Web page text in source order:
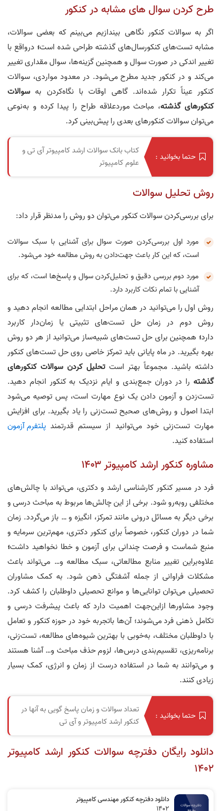
طرح کردن سوال های مشابه در کنکور
اگر به سوالات کنکور نگاهی بیندازیم می‌بینم که بعضی سوالات،
مشابه تست‌های کنکورسال‌های گذشته طراحی شده است؛ درواقع با
تغییر اندکی در صورت سوال و همچنین گزینه‌ها، سوال مقداری تغییر
می‌کند و در کنکور جدید مطرح می‌شود. در معدود مواردی، سوالات
کنکور عیناً تکرار شده‌اند. گاهی اوقات با نگاه‌کردن بهسوالات
کنکورهای گذشته، مباحث موردعلاقه طراح را پیدا کرده و به‌نوعی
می‌توان سوالات کنکورهای بعدی را پیش‌بینی کرد.
حتما بخوانید :
کتاب بانک سوالات ارشد کامپیوتر آی تی و
علوم کامپیوتر
روش تحلیل سوالات
برای بررسی‌کردن سوالات کنکور می‌توان دو روش را مدنظر قرار داد:
مورد اول بررسی‌کردن صورت سوال برای آشنایی با سبک سوالات
است، که این کار باعث جهت‌دادن به روش مطالعه خود می‌شود.
مورد دوم بررسی دقیق و تحلیل‌کردن سوال و پاسخ‌ها است، که برای
آشنایی با تمام نکات کاربرد دارد.
روش اول را می‌توانید در همان مراحل ابتدایی مطالعه انجام دهید و
روش دوم در زمان حل تست‌های تثبیتی یا زمان‌دار کاربرد
دارد؛ همچنین برای حل تست‌های شبیه‌ساز می‌توانید از هر دو روش
بهره بگیرید. در ماه پایانی باید تمرکز خاصی روی حل تست‌های کنکور
داشته باشید. مجموعاً بهتر استتحلیل‌ کردن سوالات کنکورهای
گذشته را در دوران جمع‌بندی و ایام نزدیک به کنکور انجام دهید.
تست‌زدن و آزمون دادن یک نوع مهارت است، پس توصیه می‌شود
ابتدا اصول و روش‌های صحیح تست‌زنی را یاد بگیرید. برای افزایش
مهارت تست‌زنی خود می‌توانید از سیستم قدرتمند پلتفرم آزمون
استفاده کنید.
مشاوره کنکور ارشد کامپیوتر ۱۴۰۳
فرد در مسیر کنکور کارشناسی ارشد و دکتری، می‌تواند با چالش‌های
مختلفی روبه‌رو شود. برخی از این چالش‌ها مربوط به مباحث درسی و
برخی دیگر به مسائل درونی مانند تمرکز، انگیزه و … باز می‌گردد. زمان
شما در دوران کنکور، خصوصاً برای کنکور دکتری، مهم‌ترین سرمایه و
منبع شماست و فرصت چندانی برای آزمون و خطا نخواهید داشت؛
علاوه‌براین تغییر منابع مطالعاتی، سبک مطالعه و… می‌تواند باعث
مشکلات فراوانی از جمله آشفتگی ذهن شود. به کمک مشاوران
تحصیلی می‌توان توانایی‌ها و موانع تحصیلی داوطلبان را کشف کرد.
وجود مشاورها ازاین‌جهت اهمیت دارد که باعث پیشرفت درسی و
تکامل ذهنی فرد می‌­شوند؛ آن‌ها باتجربه خود در حوزه کنکور و تعامل
با داوطلبان مختلف، به‌خوبی با بهترین شیوه‌های مطالعه، تست‌زنی،
برنامه‌ریزی، تقسیم‌بندی درس‌ها، لزوم حذف مباحث و… آشنا هستند
و می‌توانند به شما در استفاده درست از زمان و انرژی، کمک بسیار
زیادی کنند.
حتما بخوانید :
تعداد سوالات و زمان پاسخ گویی به آنها در
کنکور ارشد کامپیوتر و آی تی
دانلود رایگان دفترچه سوالات کنکور ارشد کامپیوتر
1402
دانلود دفترچه کنکور مهندسی کامپیوتر